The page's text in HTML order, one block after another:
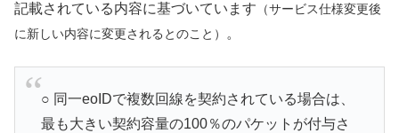
記載されている内容に基づいています （サービス仕様変更後
に新しい内容に変更されるとのこと）
。
○ 同一eoIDで複数回線を契約されている場合は、
最も大きい契約容量の100％のパケットが付与さ